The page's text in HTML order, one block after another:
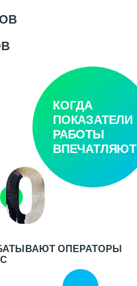
ОПЕРАТОРЫ
IC
КОГДА
ПОКАЗАТЕЛИ
РАБОТЫ
ВПЕЧАТЛЯЮТ